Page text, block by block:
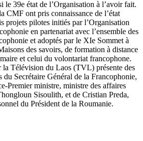
le 39e état de l’Organisation à l’avoir fait.
CMF ont pris connaissance de l’état
projets pilotes initiés par l’Organisation
en partenariat avec l’ensemble des
et adoptés par le XIe Sommet à
des savoirs, de formation à distance
et celui du volontariat francophone.
la Télévision du Laos (TVL) présente des
du Secrétaire Général de la Francophonie,
Premier ministre, ministre des affaires
Sisoulith, et de Cristian Preda,
du Président de la Roumanie.